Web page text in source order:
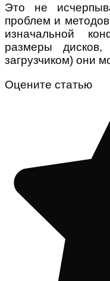
Это не
проблем и
изначальной
размеры
загрузчиком) они
Оцените статью